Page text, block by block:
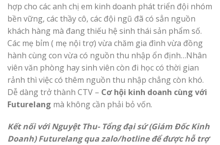
hợp cho các anh chị em kinh doanh phát triển đội nhóm
bền vững, các thầy cô, các đội ngũ đã có sẳn nguồn
khách hàng mà đang thiếu hệ sinh thái sản phẩm số.
Các mẹ bỉm ( mẹ nội trợ) vừa chăm gia đình vừa đồng
hành cùng con vừa có nguồn thu nhập ổn định…Nhân
viên văn phòng hay sinh viên còn đi học có thời gian
rảnh thì việc có thêm nguồn thu nhập chẳng còn khó.
Dễ dàng trở thành CTV – Cơ hội kinh doanh cùng với
Futurelang mà không cần phải bỏ vốn.
Kết nối với Nguyệt Thu- Tổng đại sứ (Giám Đốc Kinh
Doanh) Futurelang qua zalo/hotline để được hỗ trợ